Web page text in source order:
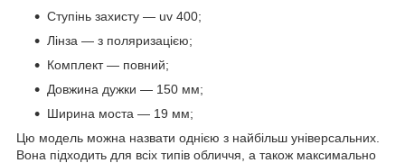
Ступінь захисту — uv 400;
Лінза — з поляризацією;
Комплект — повний;
Довжина дужки — 150 мм;
Ширина моста — 19 мм;
Цю модель можна назвати однією з найбільш універсальних.
Вона підходить для всіх типів обличчя, а також максимально